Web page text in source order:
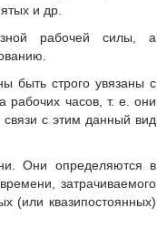
и др.
рабочей силы, а
быть строго увязаны с
часов, т. е. они
с этим данный вид
Они определяются в
затрачиваемого
(или квазипостоянных)